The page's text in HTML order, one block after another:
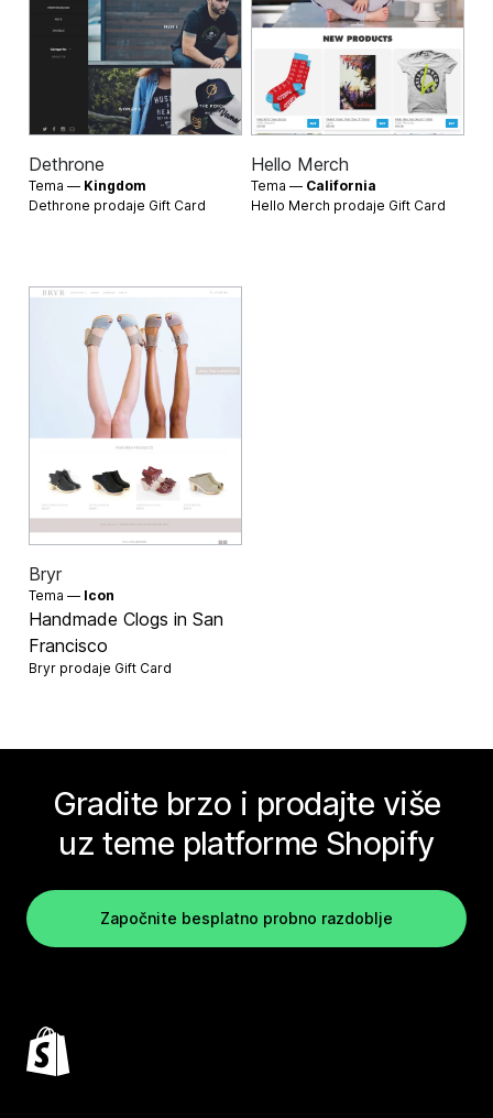
Dethrone
Tema — Kingdom
Dethrone prodaje Gift Card
Hello Merch
Tema — California
Hello Merch prodaje Gift Card
Bryr
Tema — Icon
Handmade Clogs in San
Francisco
Bryr prodaje Gift Card
Gradite brzo i prodajte više
uz teme platforme Shopify
Započnite besplatno probno razdoblje